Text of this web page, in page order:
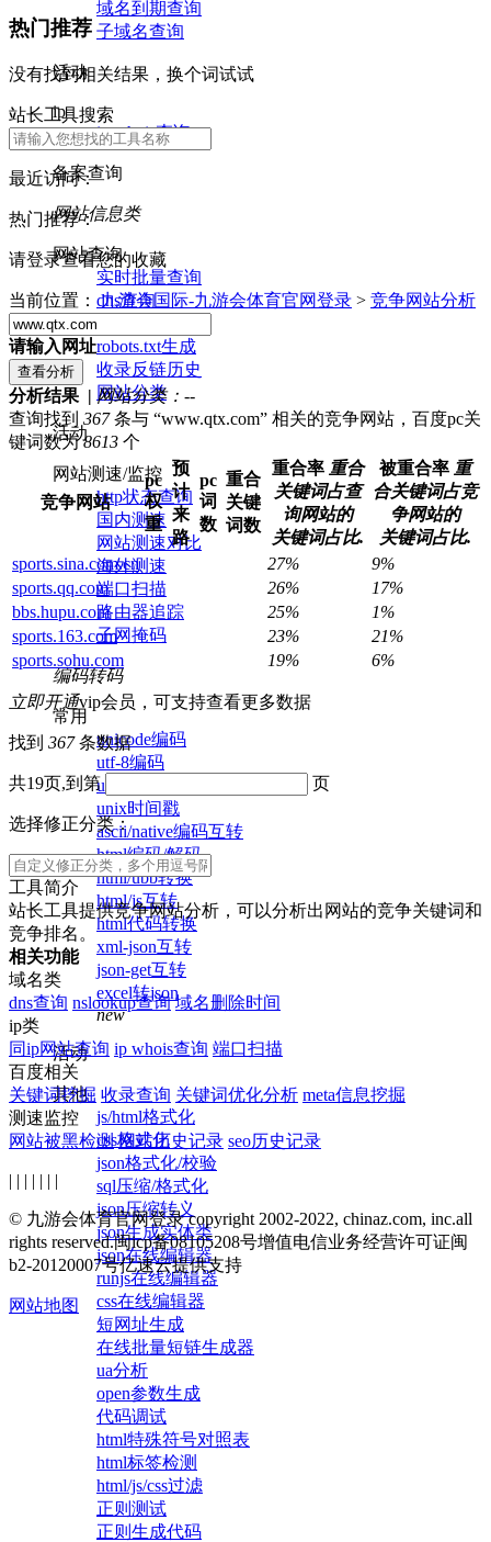
域名到期查询
子域名查询
活动
ip
ip whois查询
备案查询
网站信息类
网站查询
实时批量查询
dns查询
robots.txt生成
收录反链历史
网站分类
活动
网站测速/监控
http状态查询
国内测速
网站测速对比
海外测速
端口扫描
路由器追踪
子网掩码
编码转码
常用
unicode编码
utf-8编码
url编码/解码
unix时间戳
ascii/native编码互转
html编码/解码
html/ubb转换
html/js互转
html代码转换
xml-json互转
json-get互转
excel转json
new
活动
其他
js/html格式化
css格式化
json格式化/校验
sql压缩/格式化
json压缩转义
json生成实体类
json在线编辑器
runjs在线编辑器
css在线编辑器
短网址生成
在线批量短链生成器
ua分析
open参数生成
代码调试
html特殊符号对照表
html标签检测
html/js/css过滤
正则测试
正则生成代码
热门推荐
没有找到相关结果，换个词试试
站长工具搜索
最近访问：
热门推荐：
请登录查看您的收藏
当前位置：九游会国际-九游会体育官网登录 > 竞争网站分析
请输入网址
分析结果 | 网站分类： --
查询找到 367条与 “www.qtx.com” 相关的竞争网站，百度pc关
键词数为8613 个
竞争网站
pc
权
重
预
计
来
路
pc
词
数
重合
关键
词数
重合率 重合
关键词占查
询网站的
关键词占比.
被重合率 重
合关键词占竞
争网站的
关键词占比.
sports.sina.com.cn
27%
9%
sports.qq.com
26%
17%
bbs.hupu.com
25%
1%
sports.163.com
23%
21%
sports.sohu.com
19% 6%
立即开通vip会员，可支持查看更多数据
找到 367条数据
共19页,到第 页
选择修正分类：
工具简介
站长工具提供竞争网站分析，可以分析出网站的竞争关键词和
竞争排名。
相关功能
域名类
dns查询 nslookup查询 域名删除时间
ip类
同ip网站查询 ip whois查询 端口扫描
百度相关
关键词挖掘 收录查询 关键词优化分析 meta信息挖掘
测速监控
网站被黑检测 网站历史记录 seo历史记录
| | | | | | |
© 九游会体育官网登录 copyright 2002-2022, chinaz.com, inc.all
rights reserved.闽icp备08105208号增值电信业务经营许可证闽
b2-20120007号亿速云提供支持
网站地图